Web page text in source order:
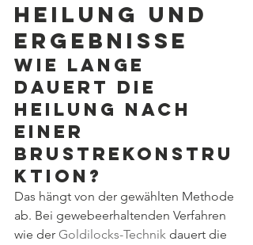
Heilung und
Ergebnisse
Wie lange
dauert die
Heilung nach
einer
Brustrekonstru
ktio n?
Das hängt von der gewählten Methode
ab. Bei gewebeerhaltenden Verfahren
wie der Goldilocks-Technik dauert die